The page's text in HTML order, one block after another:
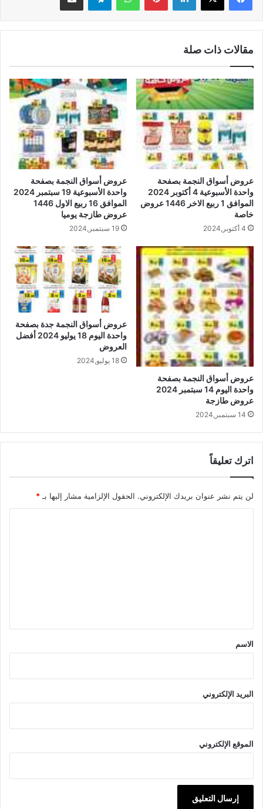
مقالات ذات صلة
عروض أسواق النجمة بصفحة
واحدة الأسبوعية 4 أكتوبر 2024
الموافق 1 ربيع الاخر 1446 عروض
خاصة
4 أكتوبر,2024
عروض أسواق النجمة بصفحة
واحدة الأسبوعية 19 سبتمبر 2024
الموافق 16 ربيع الاول 1446
عروض طازجة يوميا
19 سبتمبر,2024
عروض أسواق النجمة بصفحة
واحدة اليوم 14 سبتمبر 2024
عروض طازجة
14 سبتمبر,2024
عروض أسواق النجمة جدة بصفحة
واحدة اليوم 18 يوليو 2024 أفضل
العروض
18 يوليو,2024
اترك تعليقاً
لن يتم نشر عنوان بريدك الإلكتروني. الحقول الإلزامية مشار إليها بـ *
*
الاسم
البريد الإلكتروني
الموقع الإلكتروني